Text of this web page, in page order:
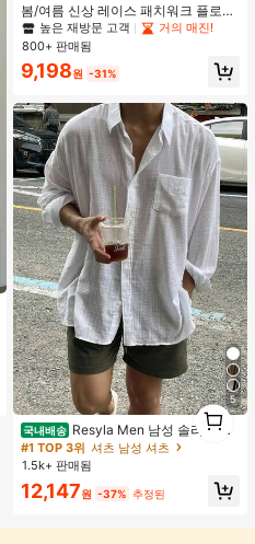
봄/여름 신상 레이스 패치워크 플로럴
트림 소프트 니트 가디건 경량 재킷 탑
여성용, 코티지코어 옐로우
높은 재방문 고객
거의 매진!
800+ 판매됨
9,198원 -31%
5
국내배송 Resyla Men 남성 솔리드 컬
러 버튼 프론트 긴팔 포켓 캐주얼 셔츠
#1 TOP 3위 셔츠 남성 셔츠
1.5k+ 판매됨
12,147원 -37% 추정된
1